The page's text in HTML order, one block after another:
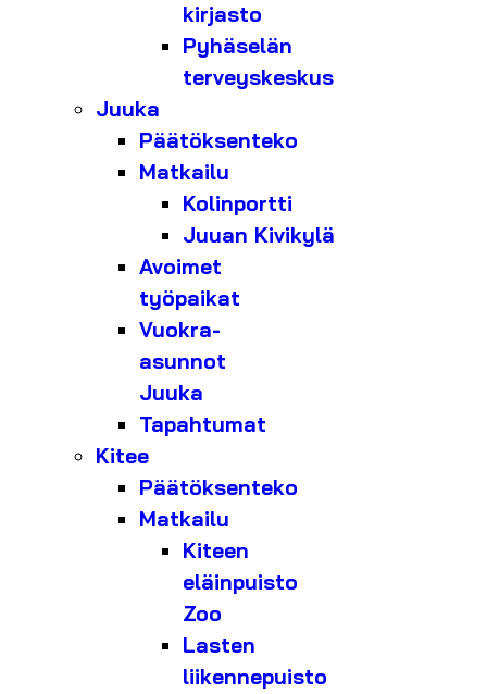
kirjasto
Pyhäselän
terveyskeskus
Juuka
Päätöksenteko
Matkailu
Kolinportti
Juuan Kivikylä
Avoimet
työpaikat
Vuokra-
asunnot
Juuka
Tapahtumat
Kitee
Päätöksenteko
Matkailu
Kiteen
eläinpuisto
Zoo
Lasten
liikennepuisto